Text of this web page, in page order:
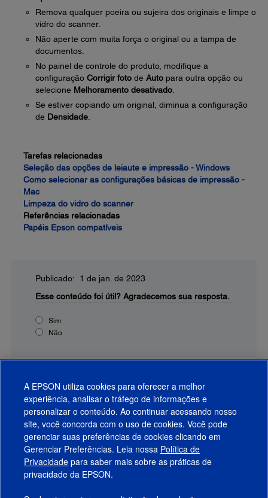
Remova qualquer poeira ou sujeira dos originais e limpe o
vidro do scanner.
Não aperte com muita força o original ou a tampa de
documentos.
No painel de controle do produto, modifique a
configuração Corrigir foto de Auto para outra opção ou
selecione Melhoramento desativado
Se estiver copiando um original, diminua a configuração
de Densidade
Tarefas relacionadas
Seleção das opções de leiaute e impressão - Windows
Como selecionar as configurações básicas de impressão -
Mac
Limpeza do vidro do scanner
Referências relacionadas
Papéis Epson compatíveis
Publicado: 1 de jan. de 2023
Esse conteúdo foi útil? Agradecemos sua resposta.
Sim
Não
Produtos
Suporte
A EPSON utiliza cookies para oferecer a melhor
experiência, analisar o tráfego de informações e
personalizar o conteúdo. Ao continuar acessando nosso
site, você concorda com o uso de cookies. Você pode
gerenciar suas preferências de cookies clicando em
Gerenciar Preferências. Leia nossa Política de
Privacidade para saber mais sobre as práticas de
privacidade da EPSON.